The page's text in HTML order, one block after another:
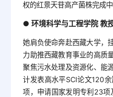
权的红景天苷高产菌株完成中
●环境科学与工程学院 教
她肩负使命奔赴西藏大学，
力助推西藏教育事业的高质
聚焦污水处理及资源化、能
计发表高水平SCI论文120
项，申请国家发明专利23项